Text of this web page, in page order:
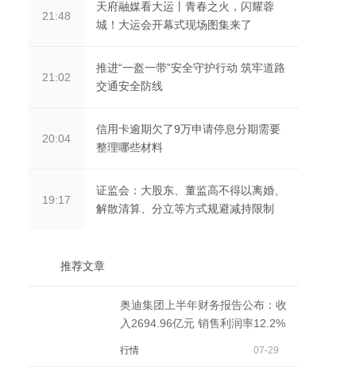
21:48
天府融媒看大运丨青春之火，闪耀蓉
城！大运会开幕式现场图集来了
21:02
推进“一盔一带”安全守护行动 筑牢道路
交通安全防线
20:04
信用卡逾期欠了9万申请停息分期需要
整理哪些材料
19:17
证监会：大股东、董监高不得以离婚、
解散清算、分立等方式规避减持限制
推荐文章
奥迪集团上半年财务报告公布：收
入2694.96亿元 销售利润率12.2%
行情 07-29